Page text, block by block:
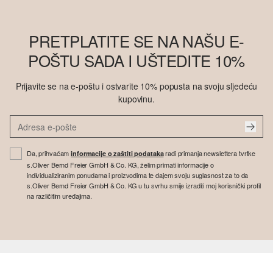
PRETPLATITE SE NA NAŠU E-
POŠTU SADA I UŠTEDITE 10%
Prijavite se na e-poštu i ostvarite 10% popusta na svoju sljedeću
kupovinu.
Da, prihvaćaminformacije o zaštiti podatakaradi primanja newslettera tvrtke
s.Oliver Bernd Freier GmbH & Co. KG, želim primati informacije o
individualiziranim ponudama i proizvodima te dajem svoju suglasnost za to da
s.Oliver Bernd Freier GmbH & Co. KG u tu svrhu smije izraditi moj korisnički profil
na različitim uređajima.